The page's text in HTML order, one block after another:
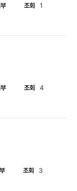
조회 1
조회 4
조회 3